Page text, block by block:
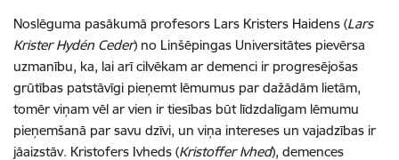
Noslēguma pasākumā profesors Lars Kristers Haidens (Lars
Krister Hydén Ceder) no Linšēpingas Universitātes pievērsa
uzmanību, ka, lai arī cilvēkam ar demenci ir progresējošas
grūtības patstāvīgi pieņemt lēmumus par dažādām lietām,
tomēr viņam vēl ar vien ir tiesības būt līdzdalīgam lēmumu
pieņemšanā par savu dzīvi, un viņa intereses un vajadzības ir
jāaizstāv. Kristofers Ivheds (Kristoffer Ivhed), demences